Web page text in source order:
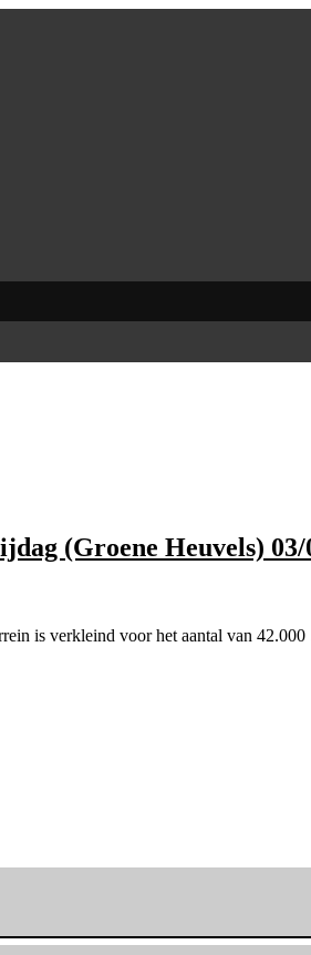
(Groene Heuvels) 03/
is verkleind voor het aantal van